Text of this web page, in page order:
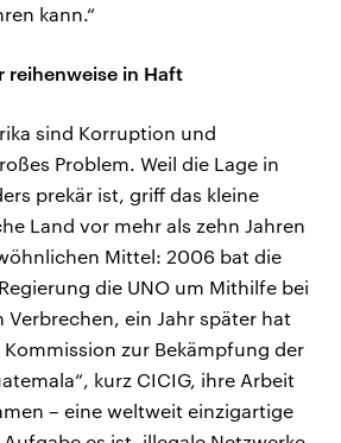
kann.“
reihenweise in Haft
sind Korruption und
Problem. Weil die Lage in
prekär ist, griff das kleine
Land vor mehr als zehn Jahren
Mittel: 2006 bat die
die UNO um Mithilfe bei
ein Jahr später hat
zur Bekämpfung der
kurz CICIG, ihre Arbeit
– eine weltweit einzigartige